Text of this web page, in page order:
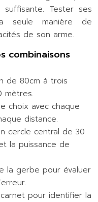
suffisante. Tester ses
seule manière de
de son arme.
combinaisons
de 80cm à trois
mètres.
choix avec chaque
distance.
cercle central de 30
la puissance de
la gerbe pour évaluer
pour identifier la